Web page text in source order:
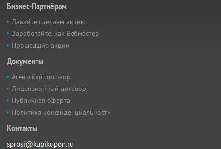
Бизнес-Партнёрам
Давайте сделаем акцию!
Заработайте, как Вебмастер
Прошедшие акции
Документы
Агентский договор
Лицензионный договор
Публичная оферта
Политика конфиденциальности
Контакты
sprosi@kupikupon.ru